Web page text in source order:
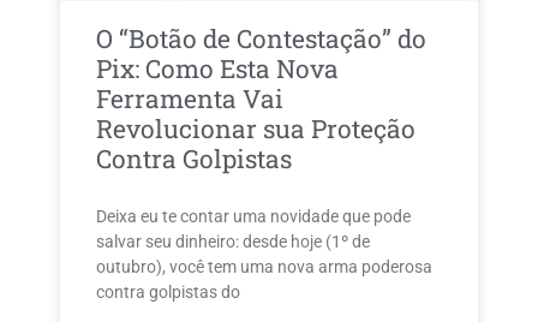
O “Botão de Contestação” do
Pix: Como Esta Nova
Ferramenta Vai
Revolucionar sua Proteção
Contra Golpistas
Deixa eu te contar uma novidade que pode
salvar seu dinheiro: desde hoje (1º de
outubro), você tem uma nova arma poderosa
contra golpistas do